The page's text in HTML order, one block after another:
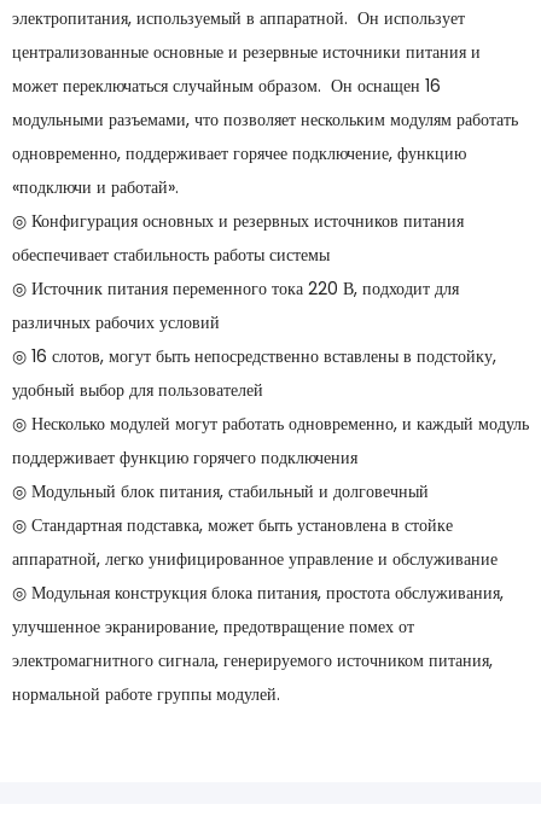
электропитания, используемый в аппаратной. Он использует
централизованные основные и резервные источники питания и
может переключаться случайным образом. Он оснащен 16
модульными разъемами, что позволяет нескольким модулям работать
одновременно, поддерживает горячее подключение, функцию
«подключи и работай».
◎ Конфигурация основных и резервных источников питания
обеспечивает стабильность работы системы
◎ Источник питания переменного тока 220 В, подходит для
различных рабочих условий
◎ 16 слотов, могут быть непосредственно вставлены в подстойку,
удобный выбор для пользователей
◎ Несколько модулей могут работать одновременно, и каждый модуль
поддерживает функцию горячего подключения
◎ Модульный блок питания, стабильный и долговечный
◎ Стандартная подставка, может быть установлена ​​в стойке
аппаратной, легко унифицированное управление и обслуживание
◎ Модульная конструкция блока питания, простота обслуживания,
улучшенное экранирование, предотвращение помех от
электромагнитного сигнала, генерируемого источником питания,
нормальной работе группы модулей.